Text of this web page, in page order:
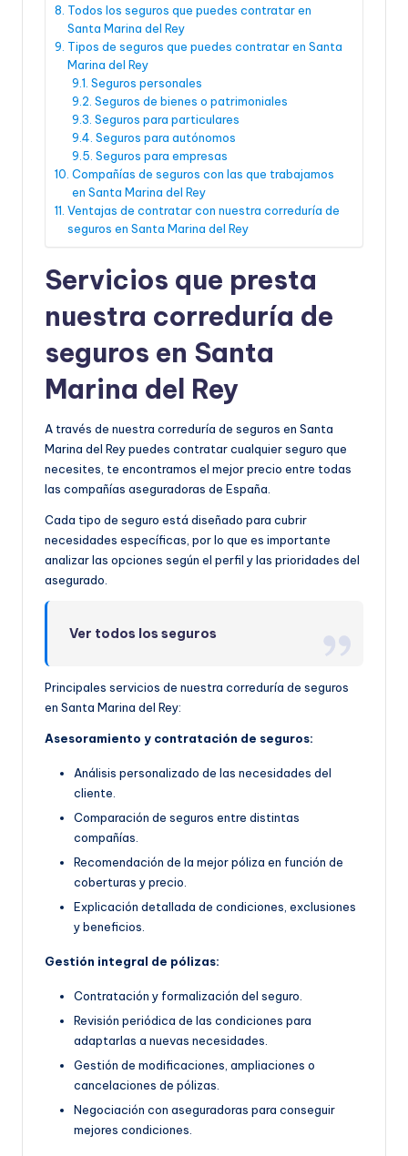
Todos los seguros que puedes contratar en
Santa Marina del Rey
Tipos de seguros que puedes contratar en Santa
Marina del Rey
Seguros personales
Seguros de bienes o patrimoniales
Seguros para particulares
Seguros para autónomos
Seguros para empresas
Compañías de seguros con las que trabajamos
en Santa Marina del Rey
Ventajas de contratar con nuestra correduría de
seguros en Santa Marina del Rey
Servicios que presta
nuestra correduría de
seguros en Santa
Marina del Rey
A través de nuestra correduría de seguros en Santa
Marina del Rey puedes contratar cualquier seguro que
necesites, te encontramos el mejor precio entre todas
las compañías aseguradoras de España.
Cada tipo de seguro está diseñado para cubrir
necesidades específicas, por lo que es importante
analizar las opciones según el perfil y las prioridades del
asegurado.
Ver todos los seguros
Principales servicios de nuestra correduría de seguros
en Santa Marina del Rey:
Asesoramiento y contratación de seguros:
Análisis personalizado de las necesidades del
cliente.
Comparación de seguros entre distintas
compañías.
Recomendación de la mejor póliza en función de
coberturas y precio.
Explicación detallada de condiciones, exclusiones
y beneficios.
Gestión integral de pólizas:
Contratación y formalización del seguro.
Revisión periódica de las condiciones para
adaptarlas a nuevas necesidades.
Gestión de modificaciones, ampliaciones o
cancelaciones de pólizas.
Negociación con aseguradoras para conseguir
mejores condiciones.